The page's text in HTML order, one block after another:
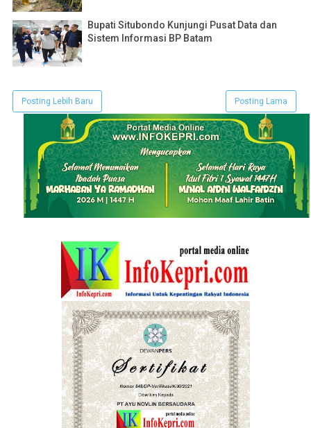
Bupati Situbondo Kunjungi Pusat Data dan
Sistem Informasi BP Batam
Posting Lebih Baru Posting Lama